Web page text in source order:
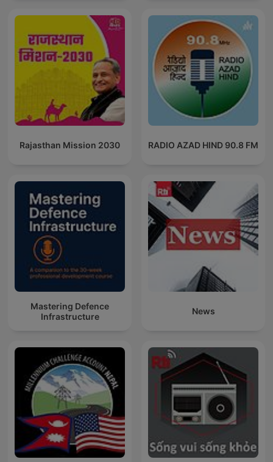
Rajasthan Mission 2030 RADIO AZAD HIND 90.8 FM
Mastering Defence
Infrastructure
News